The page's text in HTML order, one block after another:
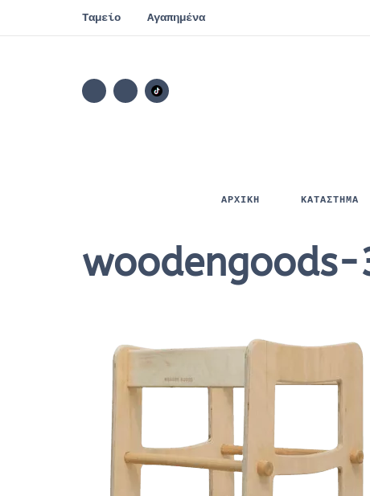
Ταμείο Αγαπημένα
ΑΡΧΙΚΗ ΚΑΤΑΣΤΗΜΑ